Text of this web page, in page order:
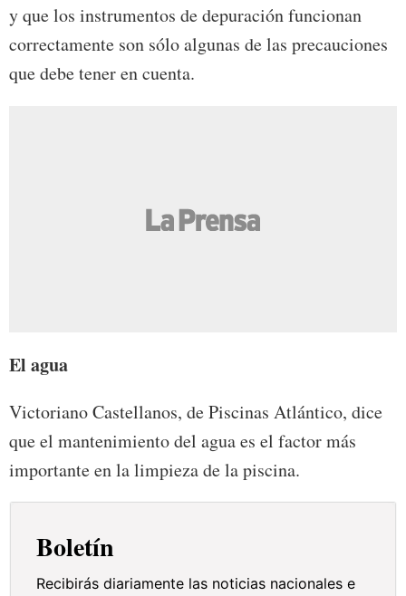
y que los instrumentos de depuración funcionan
correctamente son sólo algunas de las precauciones
que debe tener en cuenta.
El agua
Victoriano Castellanos, de Piscinas Atlántico, dice
que el mantenimiento del agua es el factor más
importante en la limpieza de la piscina.
Boletín
Recibirás diariamente las noticias nacionales e